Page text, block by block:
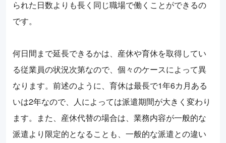
られた日数よりも長く同じ職場で働くことができるの
です。
何日間まで延長できるかは、産休や育休を取得してい
る従業員の状況次第なので、個々のケースによって異
なります。前述のように、育休は最長で1年6カ月ある
いは2年なので、人によっては派遣期間が大きく変わり
ます。また、産休代替の場合は、業務内容が一般的な
派遣より限定的となることも、一般的な派遣との違い